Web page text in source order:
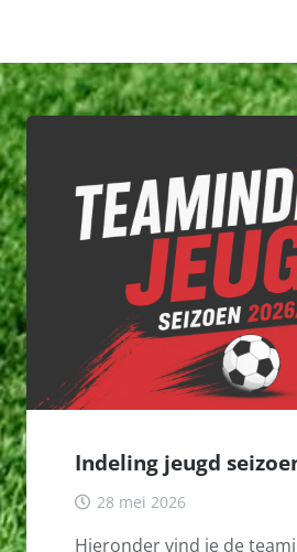
Indeling jeugd
28 mei 2026
Hieronder vind je de